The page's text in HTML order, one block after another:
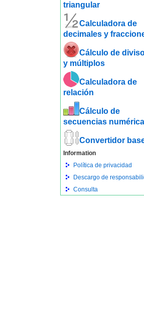
triangular
Calculadora de
decimales y
Cálculo de
y múltiplos
Calculadora de
relación
Cálculo de
secuencias
Convertidor
Information
Política de privacidad
Descargo de
Consulta